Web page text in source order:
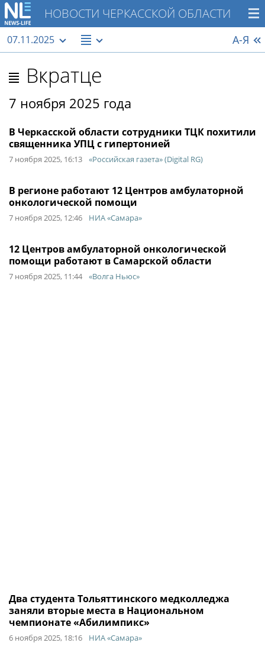
НОВОСТИ ЧЕРКАССКОЙ ОБЛАСТИ
07.11.2025 А-Я
Вкратце
7 ноября 2025 года
В Черкасской области сотрудники ТЦК похитили
священника УПЦ с гипертонией
7 ноября 2025, 16:13 «Российская газета» (Digital RG)
В регионе работают 12 Центров амбулаторной
онкологической помощи
7 ноября 2025, 12:46 НИА «Самара»
12 Центров амбулаторной онкологической
помощи работают в Самарской области
7 ноября 2025, 11:44 «Волга Ньюс»
Два студента Тольяттинского медколледжа
заняли вторые места в Национальном
чемпионате «Абилимпикс»
6 ноября 2025, 18:16 НИА «Самара»